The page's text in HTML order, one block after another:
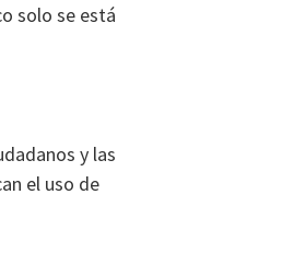
solo se está
y las
el uso de